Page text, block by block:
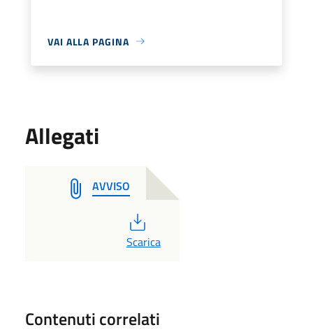
VAI ALLA PAGINA
Allegati
AVVISO
PDF
Scarica
Contenuti correlati